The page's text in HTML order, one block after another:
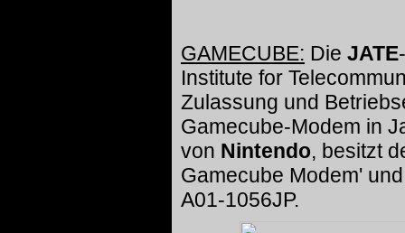
GAMECUBE: Die JATE
Institute for
Zulassung und
Gamecube-Modem in
von Nintendo, besitzt
Gamecube Modem'
A01-1056JP.